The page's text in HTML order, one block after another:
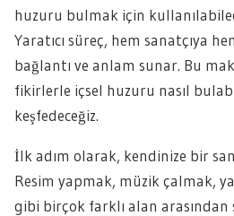
huzuru bulmak için
Yaratıcı süreç, hem sanatçıya
bağlantı ve anlam sunar. Bu
fikirlerle içsel huzuru nasıl
keşfedeceğiz.
İlk adım olarak, kendinize bir
Resim yapmak, müzik çalmak,
gibi birçok farklı alan arasından